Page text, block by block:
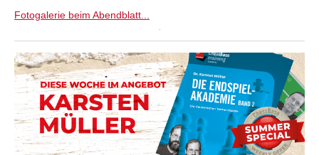
Fotogalerie beim Abendblatt...